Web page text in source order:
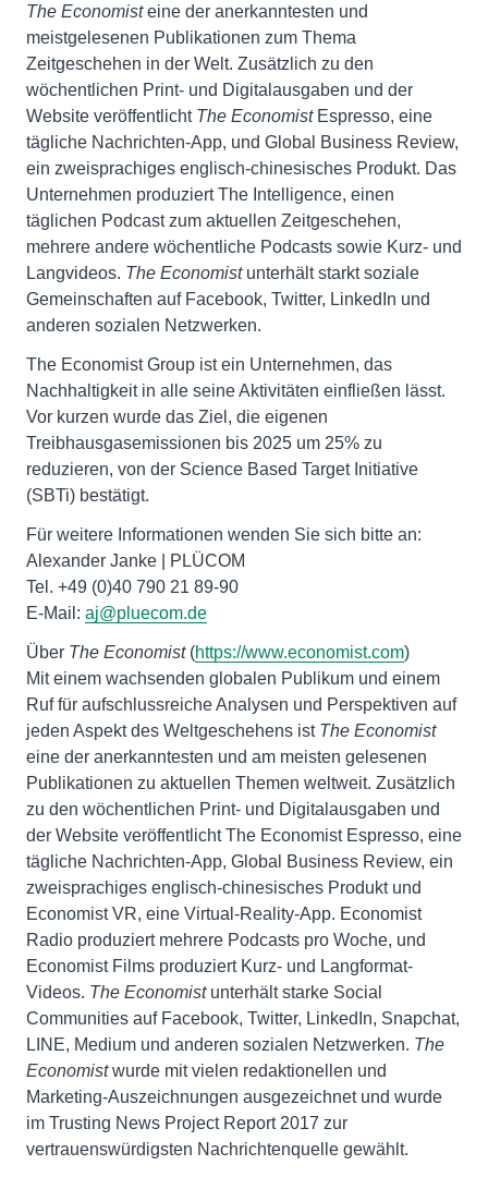
The Economisteine der anerkanntesten und
meistgelesenen Publikationen zum Thema
Zeitgeschehen in der Welt. Zusätzlich zu den
wöchentlichen Print- und Digitalausgaben und der
Website veröffentlicht The EconomistEspresso, eine
tägliche Nachrichten-App, und Global Business Review,
ein zweisprachiges englisch-chinesisches Produkt. Das
Unternehmen produziert The Intelligence, einen
täglichen Podcast zum aktuellen Zeitgeschehen,
mehrere andere wöchentliche Podcasts sowie Kurz- und
Langvideos. The Economistunterhält starkt soziale
Gemeinschaften auf Facebook, Twitter, LinkedIn und
anderen sozialen Netzwerken.
The Economist Group ist ein Unternehmen, das
Nachhaltigkeit in alle seine Aktivitäten einfließen lässt.
Vor kurzen wurde das Ziel, die eigenen
Treibhausgasemissionen bis 2025 um 25% zu
reduzieren, von der Science Based Target Initiative
(SBTi) bestätigt.
Für weitere Informationen wenden Sie sich bitte an:
Alexander Janke | PLÜCOM
Tel. +49 (0)40 790 21 89-90
E-Mail: aj@pluecom.de
Über The Economist(https://www.economist.com)
Mit einem wachsenden globalen Publikum und einem
Ruf für aufschlussreiche Analysen und Perspektiven auf
jeden Aspekt des Weltgeschehens ist The Economist
eine der anerkanntesten und am meisten gelesenen
Publikationen zu aktuellen Themen weltweit. Zusätzlich
zu den wöchentlichen Print- und Digitalausgaben und
der Website veröffentlicht The Economist Espresso, eine
tägliche Nachrichten-App, Global Business Review, ein
zweisprachiges englisch-chinesisches Produkt und
Economist VR, eine Virtual-Reality-App. Economist
Radio produziert mehrere Podcasts pro Woche, und
Economist Films produziert Kurz- und Langformat-
Videos. The Economist unterhält starke Social
Communities auf Facebook, Twitter, LinkedIn, Snapchat,
LINE, Medium und anderen sozialen Netzwerken. The
Economistwurde mit vielen redaktionellen und
Marketing-Auszeichnungen ausgezeichnet und wurde
im Trusting News Project Report 2017 zur
vertrauenswürdigsten Nachrichtenquelle gewählt.